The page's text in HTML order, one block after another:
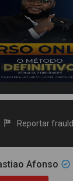
Reportar
Afonso